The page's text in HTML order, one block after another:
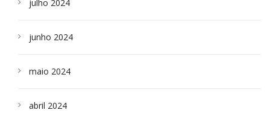
julho 2024
junho 2024
maio 2024
abril 2024